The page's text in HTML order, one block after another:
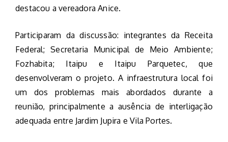
destacou a vereadora Anice.
Participaram da discussão: integrantes da Receita
Federal; Secretaria Municipal de Meio Ambiente;
Fozhabita; Itaipu e Itaipu Parquetec, que
desenvolveram o projeto. A infraestrutura local foi
um dos problemas mais abordados durante a
reunião, principalmente a ausência de interligação
adequada entre Jardim Jupira e Vila Portes.